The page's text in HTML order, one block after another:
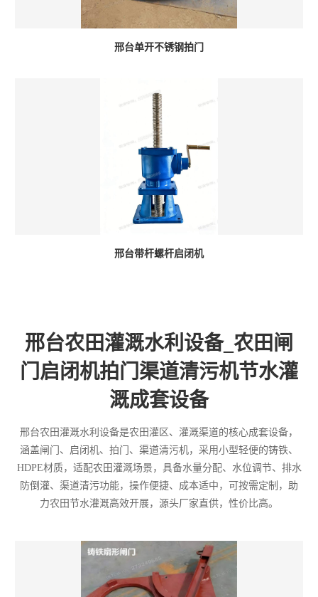
邢台单开不锈钢拍门
邢台带杆螺杆启闭机
邢台农田灌溉水利设备_农田闸
门启闭机拍门渠道清污机节水灌
溉成套设备
邢台农田灌溉水利设备是农田灌区、灌溉渠道的核心成套设备，
涵盖闸门、启闭机、拍门、渠道清污机，采用小型轻便的铸铁、
HDPE材质，适配农田灌溉场景，具备水量分配、水位调节、排水
防倒灌、渠道清污功能，操作便捷、成本适中，可按需定制，助
力农田节水灌溉高效开展，源头厂家直供，性价比高。